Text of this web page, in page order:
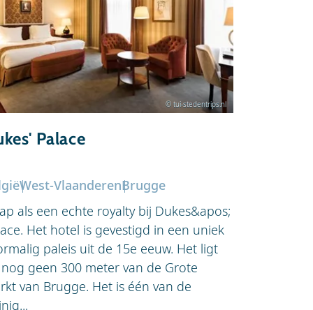
© tui-stedentrips.nl
Palace
West-VlaanderenBrugge
als een echte royalty bij Dukes&apos;
Het hotel is gevestigd in een uniek
paleis uit de 15e eeuw. Het ligt
geen 300 meter van de Grote
van Brugge. Het is één van de